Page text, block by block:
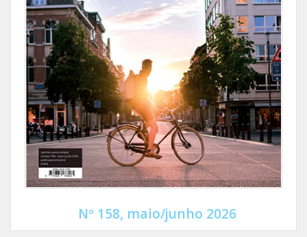
Nº 158, maio/junho 2026